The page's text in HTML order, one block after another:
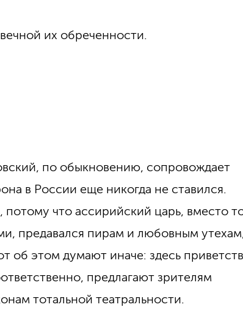
их обреченности.
по обыкновению, сопровождает
в России еще никогда не ставился.
что ассирийский царь, вместо
предавался пирам и любовным
об этом думают иначе: здесь
предлагают зрителям
тотальной театральности.